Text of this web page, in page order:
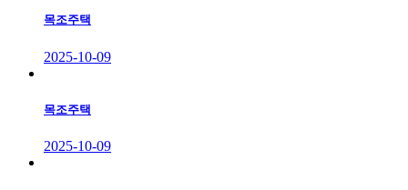
목조주택
2025-10-09
목조주택
2025-10-09